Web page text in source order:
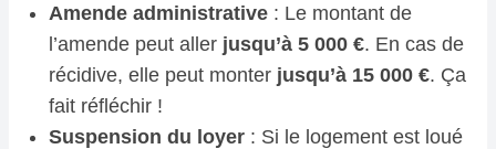
Amende administrative : Le montant de
l’amende peut aller jusqu’à 5 000 €. En cas de
récidive, elle peut monter jusqu’à 15 000 €. Ça
fait réfléchir !
Suspension du loyer : Si le logement est loué